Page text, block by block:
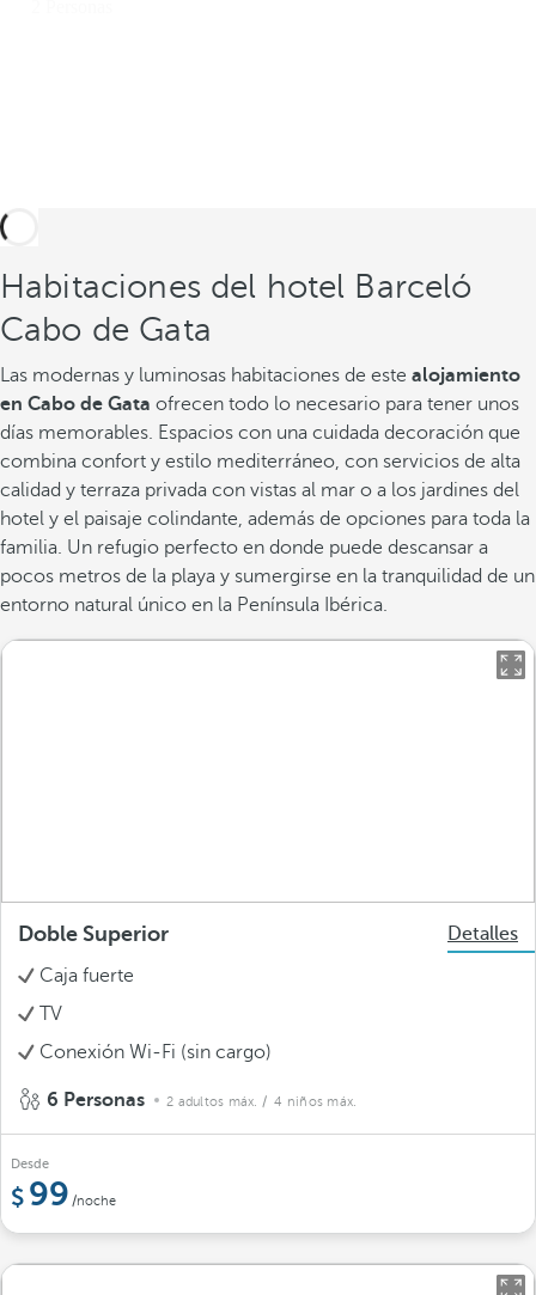
Habitaciones del hotel Barceló
Cabo de Gata
Las modernas y luminosas habitaciones de este alojamiento
en Cabo de Gata ofrecen todo lo necesario para tener unos
días memorables. Espacios con una cuidada decoración que
combina confort y estilo mediterráneo, con servicios de alta
calidad y terraza privada con vistas al mar o a los jardines del
hotel y el paisaje colindante, además de opciones para toda la
familia. Un refugio perfecto en donde puede descansar a
pocos metros de la playa y sumergirse en la tranquilidad de un
entorno natural único en la Península Ibérica.
Doble Superior
Detalles
Caja fuerte
TV
Conexión Wi-Fi (sin cargo)
6 Personas 2 adultos máx. / 4 niños máx.
Desde
99 /noche